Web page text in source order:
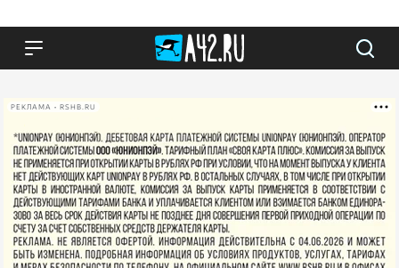
РЕКЛАМА • RSHB.RU